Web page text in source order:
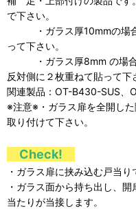
で下さい。
・ガラス厚10mmの場合
って下さい。
・ガラス厚8mm の場合、
反対側に２枚重ねて貼って下
関連製品：OT-B430-SUS、
※注意※・ガラス扉を全開し
取り付けて下さい。
Check!
・ガラス扉に挟み込む戸当り
・ガラス面から持ち出し、
当たりが当接します。